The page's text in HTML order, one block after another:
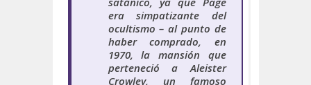
era simpatizante del
ocultismo – al punto de
haber comprado, en
1970, la mansión que
perteneció a Aleister
Crowley, un famoso